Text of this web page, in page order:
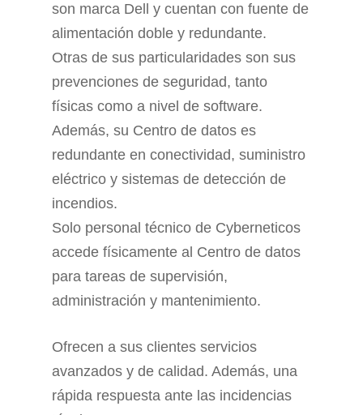
son marca Dell y cuentan con fuente de
alimentación doble y redundante.
Otras de sus particularidades son sus
prevenciones de seguridad, tanto
físicas como a nivel de software.
Además, su Centro de datos es
redundante en conectividad, suministro
eléctrico y sistemas de detección de
incendios.
Solo personal técnico de Cyberneticos
accede físicamente al Centro de datos
para tareas de supervisión,
administración y mantenimiento.
Ofrecen a sus clientes servicios
avanzados y de calidad. Además, una
rápida respuesta ante las incidencias